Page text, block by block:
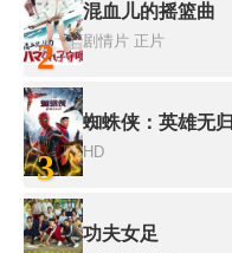
2
混血儿的摇篮曲
剧情片 正片
3
蜘蛛侠：英雄无归
HD
功夫女足